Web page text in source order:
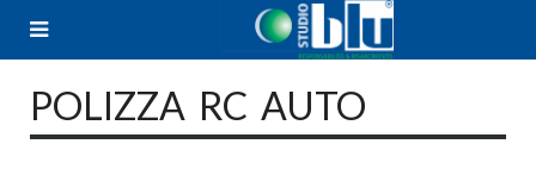
POLIZZA RC AUTO